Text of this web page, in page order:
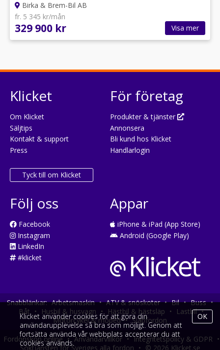
Birka & Brem-Bil AB
fr. 5 345 kr/mån
329 900 kr Visa mer
Klicket
Om Klicket
Säljtips
Kontakt & support
Press
Tyck till om Klicket
För företag
Produkter & tjänster
Annonsera
Bli kund hos Klicket
Handlarlogin
Följ oss
Facebook
Instagram
LinkedIn
#klicket
Appar
iPhone & iPad (App Store)
Android (Google Play)
Snabblänkar: Arbetsmaskin • ATV & snöskoter • Bil • Buss •
Båt • Husbil & husvagn • Hästbil & hästsläp • Lastbil •
Motorcykel & moped • Släpfordon
Fordonsköp online • Användarvillkor • Integritetspolicy & GDPR •
Söktjänsten för Sveriges alla fordon • © 2026 Klicket.se
Klicket använder cookies för att göra din
användarupplevelse så bra som möjligt. Genom att
fortsätta använda vår webbplats accepterar du att
cookies används.
OK